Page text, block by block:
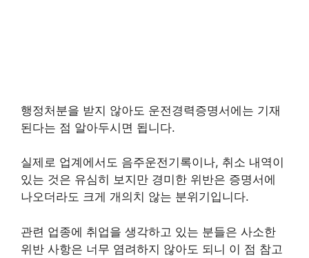
행정처분을 받지 않아도 운전경력증명서에는 기재
된다는 점 알아두시면 됩니다.
실제로 업계에서도 음주운전기록이나, 취소 내역이
있는 것은 유심히 보지만 경미한 위반은 증명서에
나오더라도 크게 개의치 않는 분위기입니다.
관련 업종에 취업을 생각하고 있는 분들은 사소한
위반 사항은 너무 염려하지 않아도 되니 이 점 참고